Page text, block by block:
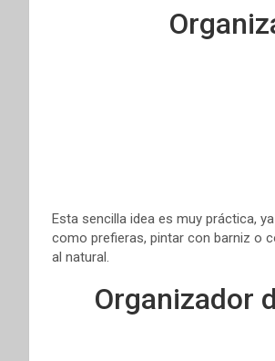
Esta sencilla idea es muy práctica,
como prefieras, pintar con barniz o
al natural.
Organizador